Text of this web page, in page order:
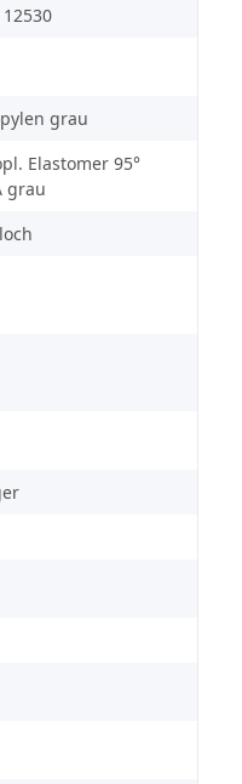
grau
Elastomer 95°
grau